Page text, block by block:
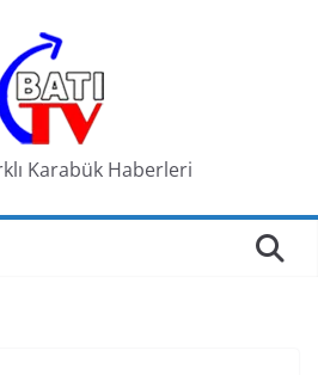
Karabük Haberleri